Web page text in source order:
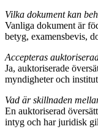
Vilka dokument kan
Vanliga dokument är
betyg, examensbevis,
Accepteras
Ja, auktoriserade
myndigheter och
Vad är skillnaden
En auktoriserad
intyg och har juridisk